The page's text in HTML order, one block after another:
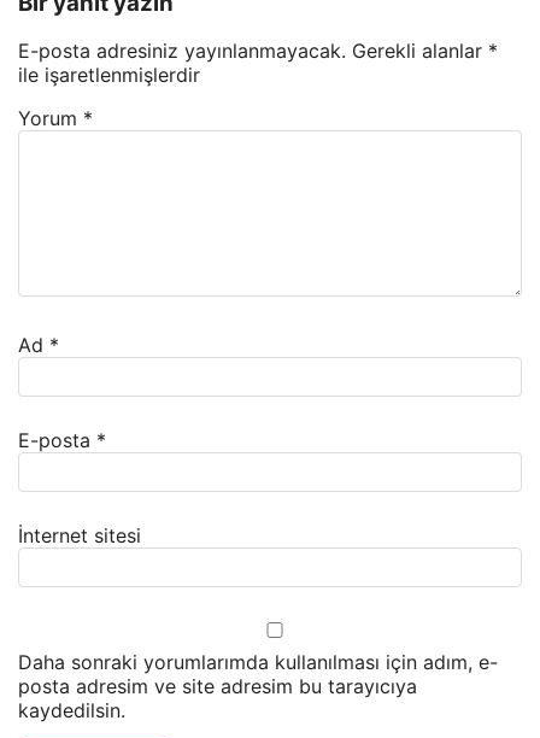
E-posta adresiniz yayınlanmayacak. Gerekli alanlar *
ile işaretlenmişlerdir
Yorum *
Ad *
E-posta *
İnternet sitesi
Daha sonraki yorumlarımda kullanılması için adım, e-
posta adresim ve site adresim bu tarayıcıya
kaydedilsin.